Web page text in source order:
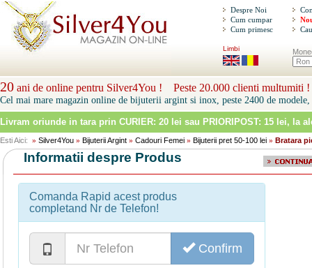
Despre Noi
Cum cumpar
Cum primesc
Limbi
20 ani de online pentru Silver4You ! Peste 20.000 clienti multumiti !
Cel mai mare magazin online de bijuterii argint si inox, peste 2400 de modele,
Livram oriunde in tara prin CURIER: 20 lei sau PRIORIPOST: 15 lei, la
Esti Aici: » Silver4You » Bijuterii Argint » Cadouri Femei » Bijuterii pret 50-100 lei » Bratara
Informatii despre Produs
Comanda Rapid acest produs
completand Nr de Telefon!
Confirm